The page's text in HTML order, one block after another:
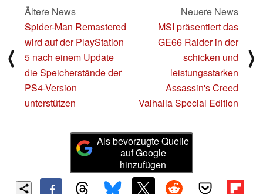
Ersten Kommentar lesen
Diesen Artikel kommentieren / Antworten
Ältere News
Spider-Man Remastered
wird auf der PlayStation
5 nach einem Update
PS4-Version
Neuere News
MSI präsentiert das
GE66 Raider in der
schicken und
Assassin's Creed
Valhalla Special Edition
Als bevorzugte Quelle